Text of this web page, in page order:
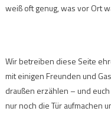
weiß oft genug, was vor Ort
Wir betreiben diese Seite
mit einigen Freunden und
draußen erzählen – und
nur noch die Tür aufmachen